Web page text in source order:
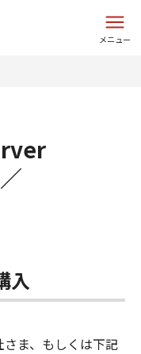
メニュー
入
ま、もしくは下記